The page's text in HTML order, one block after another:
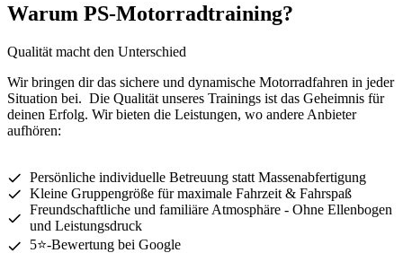
Warum PS-Motorradtraining?
Qualität macht den Unterschied
Wir bringen dir das sichere und dynamische Motorradfahren in jeder
Situation bei. Die Qualität unseres Trainings ist das Geheimnis für
deinen Erfolg. Wir bieten die Leistungen, wo andere Anbieter
aufhören:
Persönliche individuelle Betreuung statt Massenabfertigung
Kleine Gruppengröße für maximale Fahrzeit & Fahrspaß
Freundschaftliche und familiäre Atmosphäre - Ohne Ellenbogen
und Leistungsdruck
5⭐-Bewertung bei Google